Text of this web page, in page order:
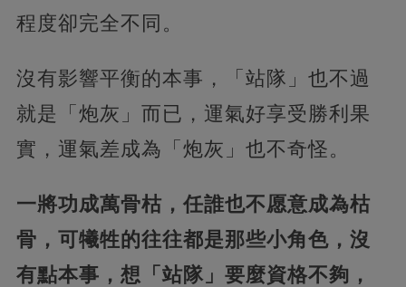
程度卻完全不同。
沒有影響平衡的本事，「站隊」也不過
就是「炮灰」而已，運氣好享受勝利果
實，運氣差成為「炮灰」也不奇怪。
一將功成萬骨枯，任誰也不愿意成為枯
骨，可犧牲的往往都是那些小角色，沒
有點本事，想「站隊」要麼資格不夠，